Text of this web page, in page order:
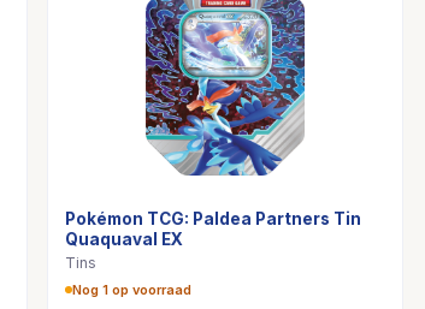
Pokémon TCG: Paldea Partners Tin
Quaquaval EX
Tins
Nog 1 op voorraad